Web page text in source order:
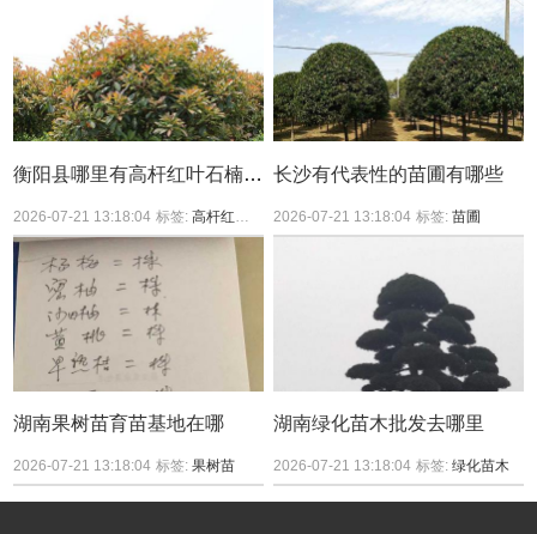
衡阳县哪里有高杆红叶石楠买？
2026-07-21 13:18:04 标签:高杆红叶石楠
长沙有代表性的苗圃有哪些
2026-07-21 13:18:04 标签:苗圃
湖南果树苗育苗基地在哪
2026-07-21 13:18:04 标签:果树苗
湖南绿化苗木批发去哪里
2026-07-21 13:18:04 标签:绿化苗木